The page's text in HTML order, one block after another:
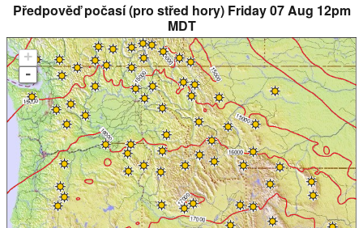
Předpověď počasí (pro střed hory) Friday 07 Aug 12pm
MDT
+
-